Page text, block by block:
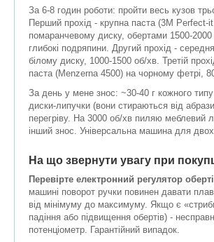
За 6-8 годин роботи: пройти весь кузов
Перший прохід - крупна паста (3M Perfect-
помаранчевому диску, обертами 1500-
глибокі подряпини. Другий прохід -
білому диску, 1000-1500 об/хв. Третій
паста (Menzerna 4500) на чорному фетрі,
За день у мене знос: ~30-40 г кожного
диски-липучки (вони стираються від
перегріву. На 3000 об/хв пиляю меблевий
інший знос. Універсальна машина для двох
На що звернути увагу при
Перевірте електронний регулятор
машині поворот ручки повинен давати
від мінімуму до максимуму. Якщо є
падіння або підвищення обертів) -
потенціометр. Гарантійний випадок.